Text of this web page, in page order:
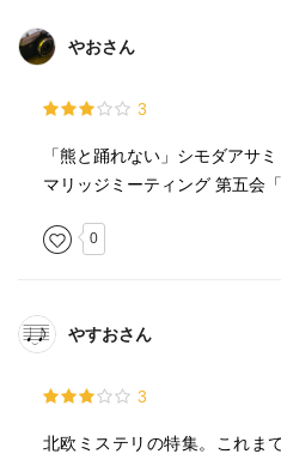
やおさん
3
「熊と踊れない」シモダアサミ
マリッジミーティング 第五会
0
やすおさん
3
北欧ミステリの特集。これま